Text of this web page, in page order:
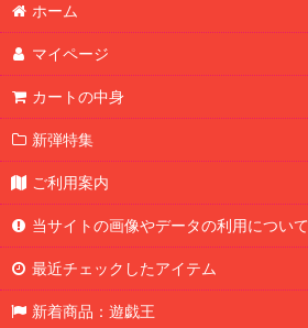
ホーム
マイページ
カートの中身
新弾特集
ご利用案内
当サイトの画像やデータの利用について
最近チェックしたアイテム
新着商品：遊戯王